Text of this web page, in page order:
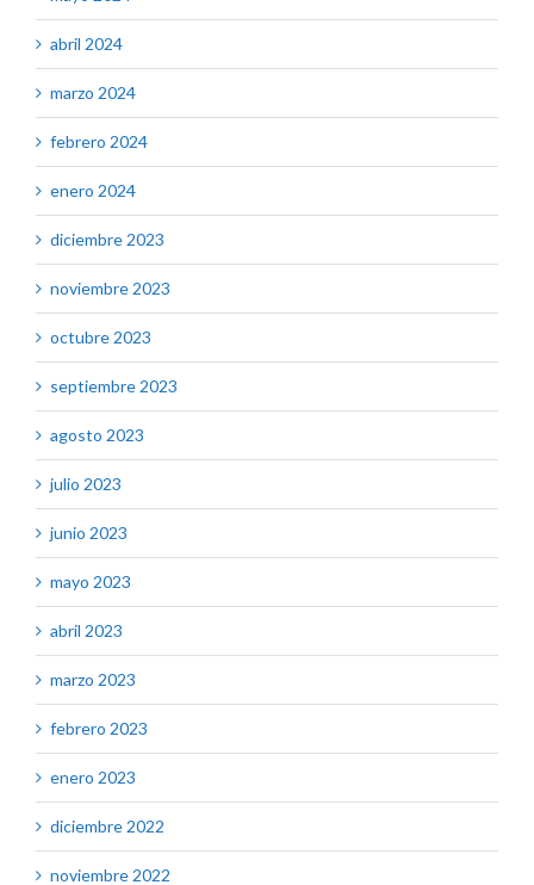
abril 2024
marzo 2024
febrero 2024
enero 2024
diciembre 2023
noviembre 2023
octubre 2023
septiembre 2023
agosto 2023
julio 2023
junio 2023
mayo 2023
abril 2023
marzo 2023
febrero 2023
enero 2023
diciembre 2022
noviembre 2022